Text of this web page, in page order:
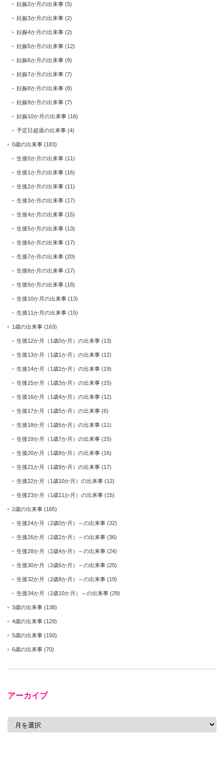
妊娠2か月の出来事 (5)
妊娠3か月の出来事 (2)
妊娠4か月の出来事 (2)
妊娠5か月の出来事 (12)
妊娠6か月の出来事 (9)
妊娠7か月の出来事 (7)
妊娠8か月の出来事 (8)
妊娠9か月の出来事 (7)
妊娠10か月の出来事 (16)
予定日超過の出来事 (4)
0歳の出来事 (183)
生後0か月の出来事 (11)
生後1か月の出来事 (16)
生後2か月の出来事 (11)
生後3か月の出来事 (17)
生後4か月の出来事 (15)
生後5か月の出来事 (13)
生後6か月の出来事 (17)
生後7か月の出来事 (20)
生後8か月の出来事 (17)
生後9か月の出来事 (18)
生後10か月の出来事 (13)
生後11か月の出来事 (15)
1歳の出来事 (163)
生後12か月（1歳0か月）の出来事 (13)
生後13か月（1歳1か月）の出来事 (12)
生後14か月（1歳2か月）の出来事 (19)
生後15か月（1歳3か月）の出来事 (15)
生後16か月（1歳4か月）の出来事 (12)
生後17か月（1歳5か月）の出来事 (6)
生後18か月（1歳6か月）の出来事 (11)
生後19か月（1歳7か月）の出来事 (15)
生後20か月（1歳8か月）の出来事 (16)
生後21か月（1歳9か月）の出来事 (17)
生後22か月（1歳10か月）の出来事 (12)
生後23か月（1歳11か月）の出来事 (15)
2歳の出来事 (165)
生後24か月（2歳0か月）～の出来事 (32)
生後26か月（2歳2か月）～の出来事 (36)
生後28か月（2歳4か月）～の出来事 (24)
生後30か月（2歳6か月）～の出来事 (25)
生後32か月（2歳8か月）～の出来事 (19)
生後34か月（2歳10か月）～の出来事 (29)
3歳の出来事 (138)
4歳の出来事 (129)
5歳の出来事 (150)
6歳の出来事 (70)
アーカイブ
ア